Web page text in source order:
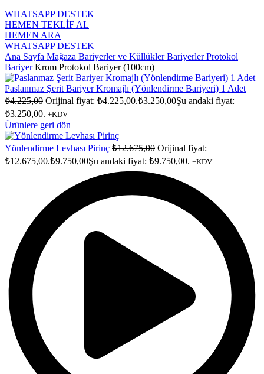
WHATSAPP DESTEK
HEMEN TEKLİF AL
HEMEN ARA
WHATSAPP DESTEK
Ana Sayfa Mağaza Bariyerler ve KüllüklerBariyerlerProtokol
BariyerKrom Protokol Bariyer (100cm)
Paslanmaz Şerit Bariyer Kromajlı (Yönlendirme Bariyeri) 1 Adet
₺4.225,00 Orijinal fiyat: ₺4.225,00.₺3.250,00Şu andaki fiyat:
₺3.250,00. +KDV
Ürünlere geri dön
Yönlendirme Levhası Pirinç ₺12.675,00 Orijinal fiyat:
₺12.675,00.₺9.750,00Şu andaki fiyat: ₺9.750,00. +KDV